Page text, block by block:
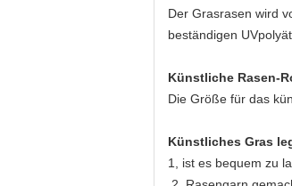
Der Grasrasen wird
beständigen
Künstliche Rasen-
Die Größe für das
Künstliches Gras
1, ist es bequem zu